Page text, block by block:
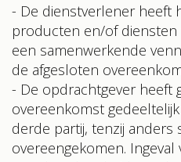
- De dienstverlener heeft
producten en/of
een samenwerkende
de afgesloten
- De opdrachtgever heeft
overeenkomst
derde partij, tenzij anders
overeengekomen. Ingeval